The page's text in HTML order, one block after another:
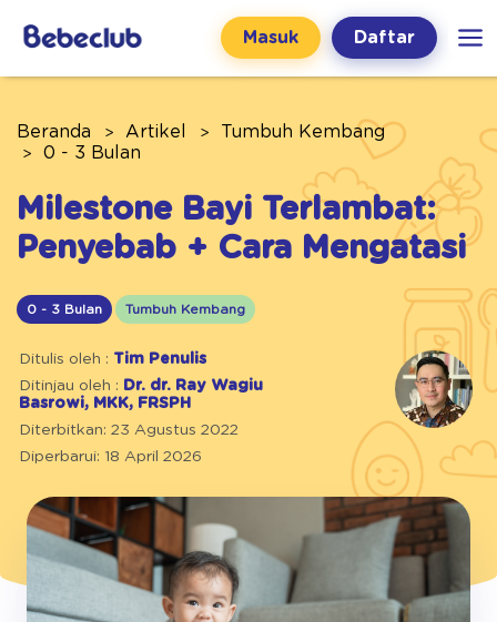
Masuk Daftar
Beranda Artikel
Tumbuh Kembang
0 - 3 Bulan
Milestone Bayi Terlambat:
Penyebab + Cara Mengatasi
0 - 3 Bulan Tumbuh Kembang
Ditulis oleh : Tim Penulis
Ditinjau oleh : Dr. dr. Ray Wagiu
Basrowi, MKK, FRSPH
Diterbitkan: 23 Agustus 2022
Diperbarui: 18 April 2026